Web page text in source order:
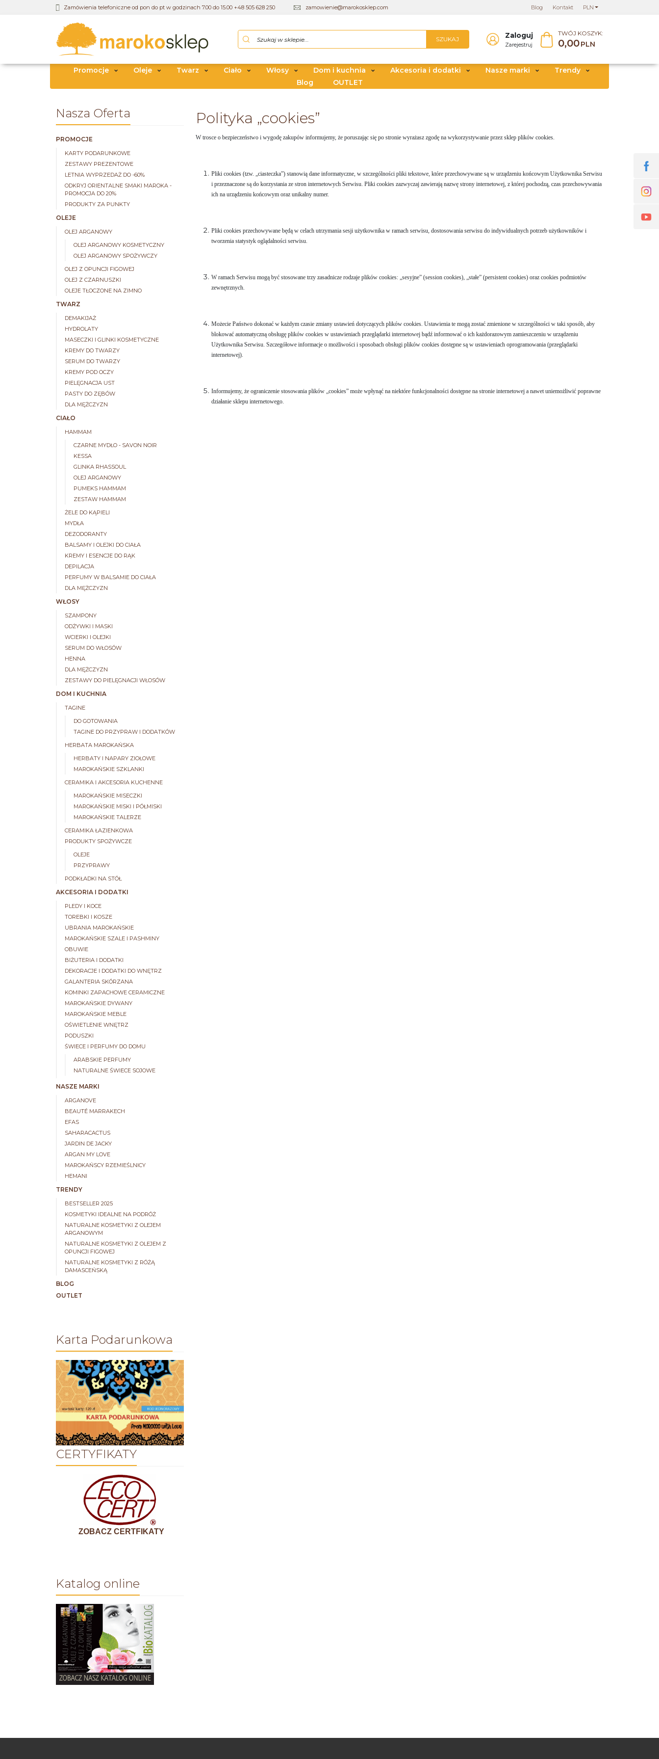
Zamówienia telefoniczne od pon do pt w godzinach 7.00 do 15.00 +48 505 628 250 zamowienie@marokosklep.com PLN
Blog Kontakt
SZUKAJ Zaloguj
Zarejestruj
TWÓJ KOSZYK:
0,00PLN
Promocje Oleje Twarz Ciało Włosy Dom i kuchnia Akcesoria i dodatki Nasze marki
Trendy
Blog
OUTLET
Polityka „cookies”
W trosce o bezpieczeństwo i wygodę zakupów informujemy, że poruszając się po stronie wyrażasz zgodę na wykorzystywanie przez sklep plików cookies.
Pliki cookies (tzw. „ciasteczka”) stanowią dane informatyczne, w szczególności pliki tekstowe, które przechowywane są w urządzeniu końcowym Użytkownika Serwisu
i przeznaczone są do korzystania ze stron internetowych Serwisu. Pliki cookies zazwyczaj zawierają nazwę strony internetowej, z której pochodzą, czas przechowywania
ich na urządzeniu końcowym oraz unikalny numer.
Pliki cookies przechowywane będą w celach utrzymania sesji użytkownika w ramach serwisu, dostosowania serwisu do indywidualnych potrzeb użytkowników i
tworzenia statystyk oglądalności serwisu.
W ramach Serwisu mogą być stosowane trzy zasadnicze rodzaje plików cookies: „sesyjne” (session cookies), „stałe” (persistent cookies) oraz cookies podmiotów
zewnętrznych.
Możecie Państwo dokonać w każdym czasie zmiany ustawień dotyczących plików cookies. Ustawienia te mogą zostać zmienione w szczególności w taki sposób, aby
blokować automatyczną obsługę plików cookies w ustawieniach przeglądarki internetowej bądź informować o ich każdorazowym zamieszczeniu w urządzeniu
Użytkownika Serwisu. Szczegółowe informacje o możliwości i sposobach obsługi plików cookies dostępne są w ustawieniach oprogramowania (przeglądarki
internetowej).
Informujemy, że ograniczenie stosowania plików „cookies” może wpłynąć na niektóre funkcjonalności dostępne na stronie internetowej a nawet uniemożliwić poprawne
działanie sklepu internetowego.
Nasza Oferta
PROMOCJE
KARTY PODARUNKOWE
ZESTAWY PREZENTOWE
LETNIA WYPRZEDAŻ DO -60%
ODKRYJ ORIENTALNE SMAKI MAROKA -
PROMOCJA DO 20%
PRODUKTY ZA PUNKTY
OLEJE
OLEJ ARGANOWY
OLEJ ARGANOWY KOSMETYCZNY
OLEJ ARGANOWY SPOŻYWCZY
OLEJ Z OPUNCJI FIGOWEJ
OLEJ Z CZARNUSZKI
OLEJE TŁOCZONE NA ZIMNO
TWARZ
DEMAKIJAŻ
HYDROLATY
MASECZKI I GLINKI KOSMETYCZNE
KREMY DO TWARZY
SERUM DO TWARZY
KREMY POD OCZY
PIELĘGNACJA UST
PASTY DO ZĘBÓW
DLA MĘŻCZYZN
CIAŁO
HAMMAM
CZARNE MYDŁO - SAVON NOIR
KESSA
GLINKA RHASSOUL
OLEJ ARGANOWY
PUMEKS HAMMAM
ZESTAW HAMMAM
ŻELE DO KĄPIELI
MYDŁA
DEZODORANTY
BALSAMY I OLEJKI DO CIAŁA
KREMY I ESENCJE DO RĄK
DEPILACJA
PERFUMY W BALSAMIE DO CIAŁA
DLA MĘŻCZYZN
WŁOSY
SZAMPONY
ODŻYWKI I MASKI
WCIERKI I OLEJKI
SERUM DO WŁOSÓW
HENNA
DLA MĘŻCZYZN
ZESTAWY DO PIELĘGNACJI WŁOSÓW
DOM I KUCHNIA
TAGINE
DO GOTOWANIA
TAGINE DO PRZYPRAW I DODATKÓW
HERBATA MAROKAŃSKA
HERBATY I NAPARY ZIOŁOWE
MAROKAŃSKIE SZKLANKI
CERAMIKA I AKCESORIA KUCHENNE
MAROKAŃSKIE MISECZKI
MAROKAŃSKIE MISKI I PÓŁMISKI
MAROKAŃSKIE TALERZE
CERAMIKA ŁAZIENKOWA
PRODUKTY SPOŻYWCZE
OLEJE
PRZYPRAWY
PODKŁADKI NA STÓŁ
AKCESORIA I DODATKI
PLEDY I KOCE
TOREBKI I KOSZE
UBRANIA MAROKAŃSKIE
MAROKAŃSKIE SZALE I PASHMINY
OBUWIE
BIŻUTERIA I DODATKI
DEKORACJE I DODATKI DO WNĘTRZ
GALANTERIA SKÓRZANA
KOMINKI ZAPACHOWE CERAMICZNE
MAROKAŃSKIE DYWANY
MAROKAŃSKIE MEBLE
OŚWIETLENIE WNĘTRZ
PODUSZKI
ŚWIECE I PERFUMY DO DOMU
ARABSKIE PERFUMY
NATURALNE ŚWIECE SOJOWE
NASZE MARKI
ARGANOVE
BEAUTÉ MARRAKECH
EFAS
SAHARACACTUS
JARDIN DE JACKY
ARGAN MY LOVE
MAROKAŃSCY RZEMIEŚLNICY
HEMANI
TRENDY
BESTSELLER 2025
KOSMETYKI IDEALNE NA PODRÓŻ
NATURALNE KOSMETYKI Z OLEJEM
ARGANOWYM
NATURALNE KOSMETYKI Z OLEJEM Z
OPUNCJI FIGOWEJ
NATURALNE KOSMETYKI Z RÓŻĄ
DAMASCEŃSKĄ
BLOG
OUTLET
Karta Podarunkowa
CERTYFIKATY
ZOBACZ CERTFIKATY
Katalog online